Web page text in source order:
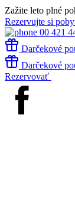
Zažite leto plné
Rezervujte si
00 421
Darčekové
Darčekové
Rezervovať